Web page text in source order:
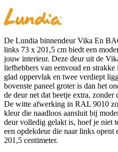
De Lundia binnendeur Vika En
links 73 x 201,5 cm biedt een
jouw interieur. Deze deur uit de
liefhebbers van eenvoud en
glad oppervlak en twee verdiept
bovenste paneel groter is dan het
de deur net dat beetje extra,
De witte afwerking in RAL 9010
kleur die naadloos aansluit bij
deur volledig gelakt is, hoef je niet
een opdekdeur die naar links opent
201,5 centimeter.